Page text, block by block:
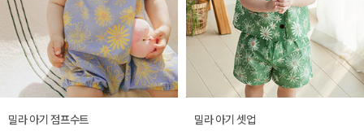
토닉 아기 민소매 티셔츠 베티 니트 아기 민소매 티셔츠